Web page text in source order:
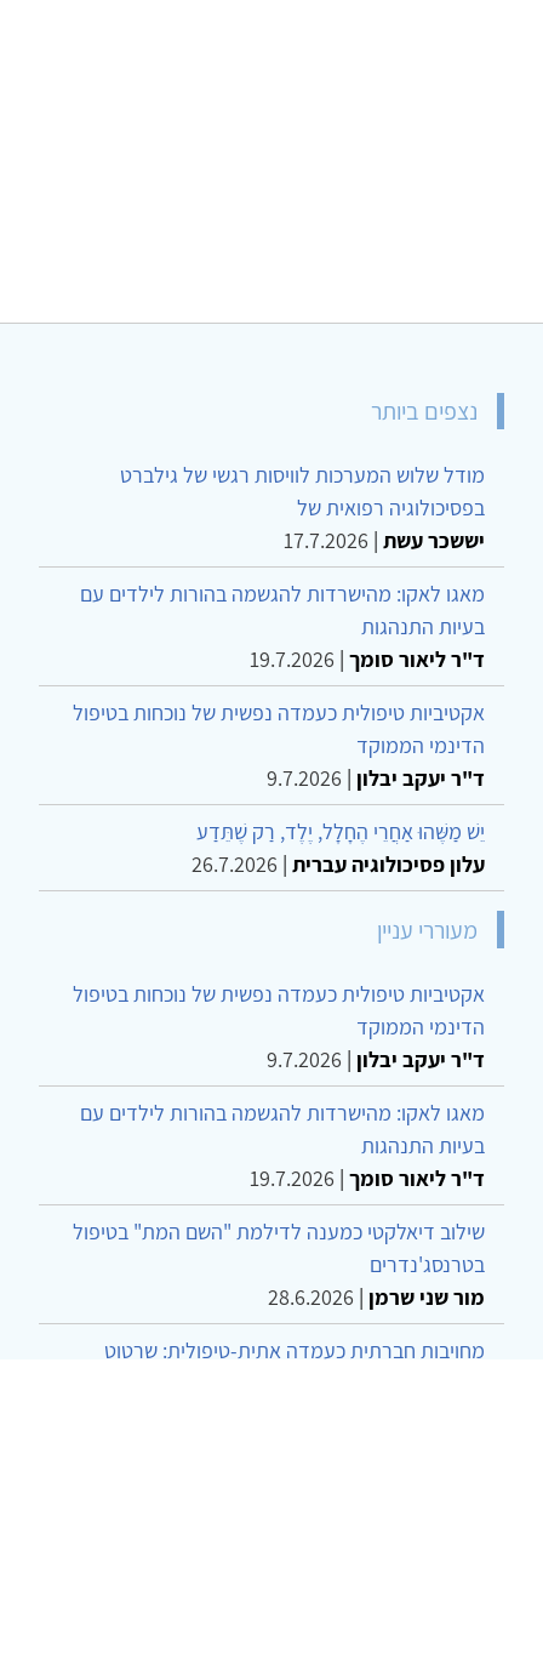
נצפים ביותר
מודל שלוש המערכות לוויסות רגשי של גילברט
בפסיכולוגיה רפואית של
יששכר עשת |
17.7.2026
מאגו לאקו: מהישרדות להגשמה בהורות לילדים עם
בעיות התנהגות
ד"ר ליאור סומך |
19.7.2026
אקטיביות טיפולית כעמדה נפשית של נוכחות בטיפול
הדינמי הממוקד
ד"ר יעקב יבלון |
9.7.2026
יֵשׁ מַשֶּׁהוּ אַחֲרֵי הֶחָלָל, יֶלֶד, רַק שֶׁתֵּדַע
עלון פסיכולוגיה עברית |
26.7.2026
מעוררי עניין
אקטיביות טיפולית כעמדה נפשית של נוכחות בטיפול
הדינמי הממוקד
ד"ר יעקב יבלון |
9.7.2026
מאגו לאקו: מהישרדות להגשמה בהורות לילדים עם
בעיות התנהגות
ד"ר ליאור סומך |
19.7.2026
שילוב דיאלקטי כמענה לדילמת "השם המת" בטיפול
בטרנסג'נדרים
מור שני שרמן |
28.6.2026
מחויבות חברתית כעמדה אתית-טיפולית: שרטוט